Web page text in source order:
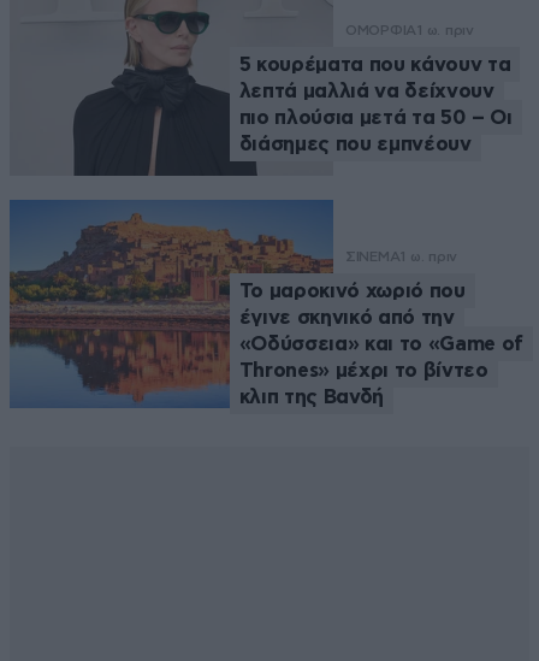
ΟΜΟΡΦΙΑ 1 ω. πριν
5 κουρέματα που κάνουν τα
λεπτά μαλλιά να δείχνουν
πιο πλούσια μετά τα 50 – Οι
διάσημες που εμπνέουν
ΣΙΝΕΜΑ 1 ω. πριν
Το μαροκινό χωριό που
έγινε σκηνικό από την
«Οδύσσεια» και το «Game of
Thrones» μέχρι το βίντεο
κλιπ της Βανδή